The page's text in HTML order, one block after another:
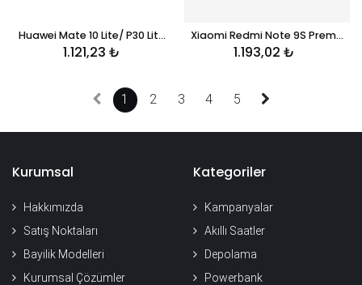
Huawei Mate 10 Lite/ P30 Lite Premium 3.300 mAh Telefon Bataryası
1.121,23 ₺
Xiaomi Redmi Note 9S Premium Telefon Bataryası 5020 mAh BN55
1.193,02 ₺
1 2 3 4 5
Kurumsal
Hakkımızda
Satış Noktaları
Bayilik Modelleri
Kurumsal Çözümler
Kategoriler
Kampanyalar
Akıllı Saatler
Depolama
Powerbank